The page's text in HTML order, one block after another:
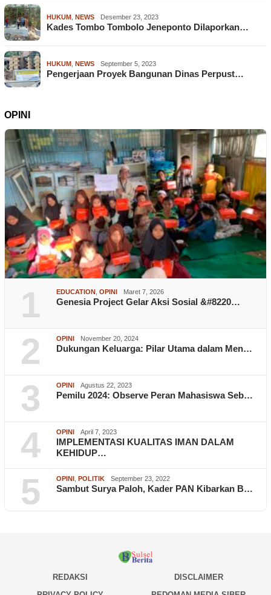
HUKUM NEWS Desember 23, 2023
Kades Tombo Tombolo Jeneponto Dilaporkan…
HUKUM NEWS September 5, 2023
Pengerjaan Proyek Bangunan Dinas Perpust…
OPINI
1 EDUCATION OPINI Maret 7, 2026
Genesia Project Gelar Aksi Sosial &#8220…
2 OPINI November 20, 2024
Dukungan Keluarga: Pilar Utama dalam Men…
3 OPINI Agustus 22, 2023
Pemilu 2024: Observe Peran Mahasiswa Seb…
4 OPINI April 7, 2023
IMPLEMENTASI KUALITAS IMAN DALAM
KEHIDUP…
5 OPINI POLITIK September 23, 2022
Sambut Surya Paloh, Kader PAN Kibarkan B…
REDAKSI
DISCLAIMER